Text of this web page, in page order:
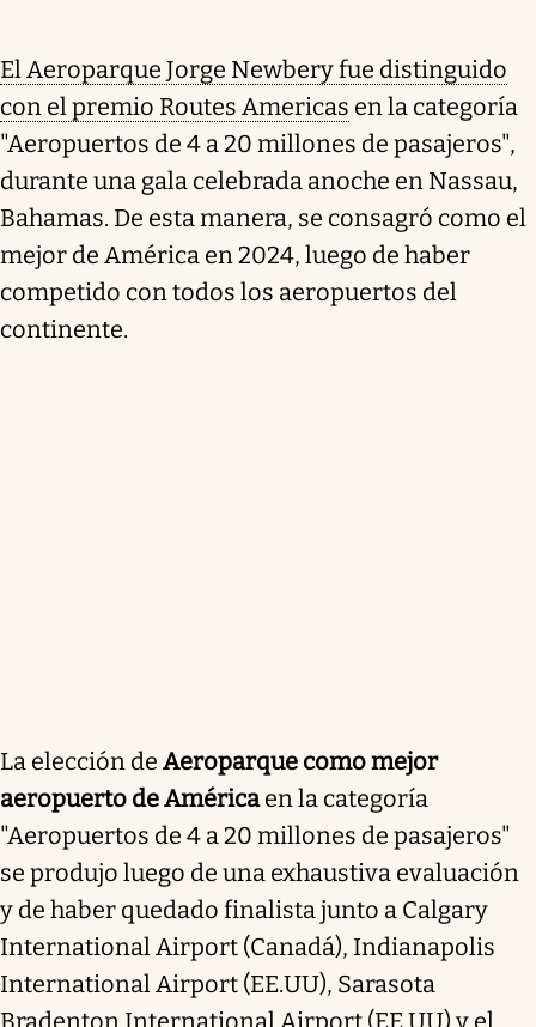
El Aeroparque Jorge Newbery fue distinguido
con el premio Routes Americas en la categoría
"Aeropuertos de 4 a 20 millones de pasajeros",
durante una gala celebrada anoche en Nassau,
Bahamas. De esta manera, se consagró como el
mejor de América en 2024, luego de haber
competido con todos los aeropuertos del
continente.
La elección de Aeroparque como mejor
aeropuerto de Américaen la categoría
"Aeropuertos de 4 a 20 millones de pasajeros"
se produjo luego de una exhaustiva evaluación
y de haber quedado finalista junto a Calgary
International Airport (Canadá), Indianapolis
International Airport (EE.UU), Sarasota
Bradenton International Airport (EE.UU) y el